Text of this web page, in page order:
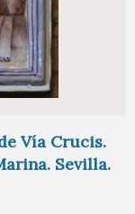
Vía Crucis.
Sevilla.